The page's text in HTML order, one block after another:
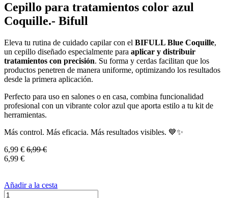
Cepillo para tratamientos color azul
Coquille.- Bifull
Eleva tu rutina de cuidado capilar con el BIFULL Blue Coquille,
un cepillo diseñado especialmente para aplicar y distribuir
tratamientos con precisión. Su forma y cerdas facilitan que los
productos penetren de manera uniforme, optimizando los resultados
desde la primera aplicación.
Perfecto para uso en salones o en casa, combina funcionalidad
profesional con un vibrante color azul que aporta estilo a tu kit de
herramientas.
Más control. Más eficacia. Más resultados visibles. 💙✨
6,99 € 6,99€
6,99 €
Añadir a la cesta